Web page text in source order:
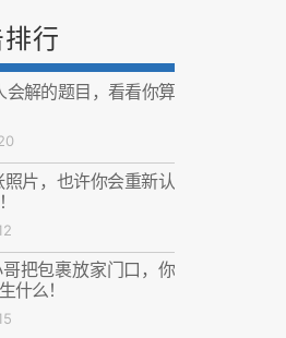
行
会解的题目，看看你算
片，也许你会重新认
把包裹放家门口，你
什么！